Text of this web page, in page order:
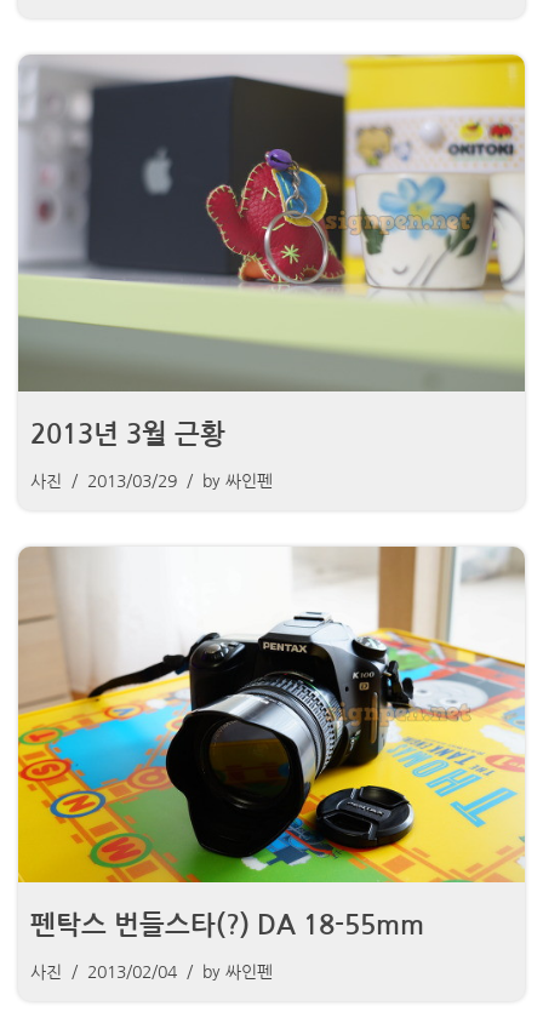
2013년 3월 근황
사진 2013/03/29 by 싸인펜
펜탁스 번들스타(?) DA 18-55mm
사진 2013/02/04 by 싸인펜